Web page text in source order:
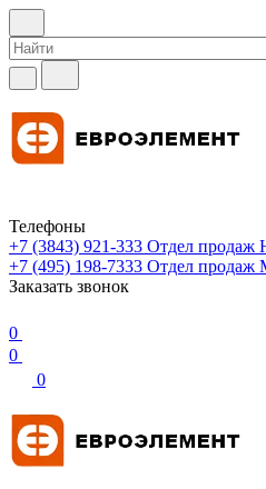
Телефоны
+7 (3843) 921-333 Отдел продаж
+7 (495) 198-7333 Отдел продаж
Заказать звонок
0
0
0